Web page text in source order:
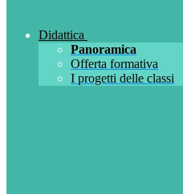
Didattica
Panoramica
Offerta formativa
I progetti delle classi